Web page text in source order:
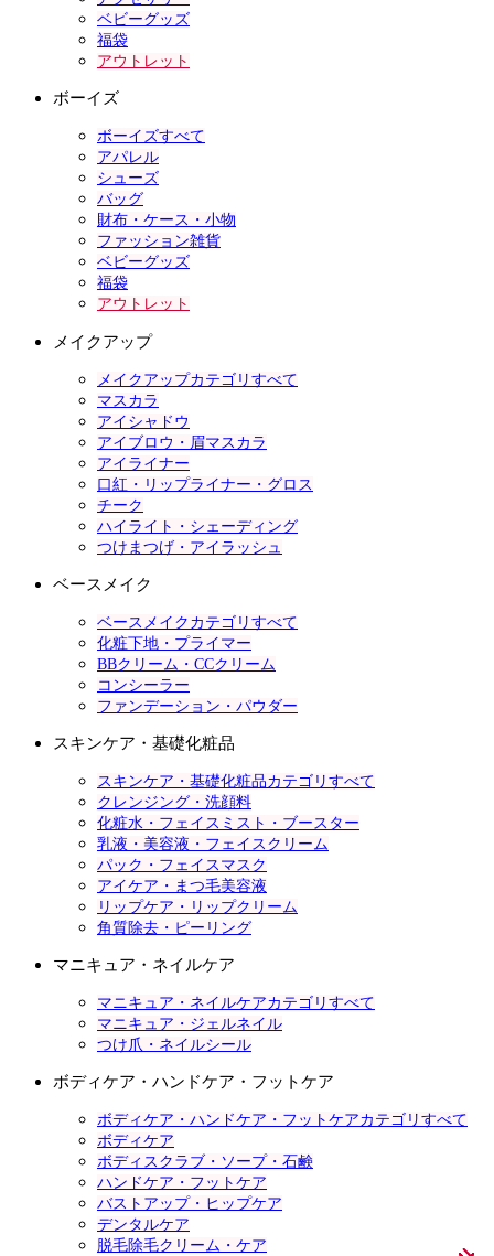
ベビーグッズ
福袋
アウトレット
ボーイズ
ボーイズすべて
アパレル
シューズ
バッグ
財布・ケース・小物
ファッション雑貨
ベビーグッズ
福袋
アウトレット
メイクアップ
メイクアップカテゴリすべて
マスカラ
アイシャドウ
アイブロウ・眉マスカラ
アイライナー
口紅・リップライナー・グロス
チーク
ハイライト・シェーディング
つけまつげ・アイラッシュ
ベースメイク
ベースメイクカテゴリすべて
化粧下地・プライマー
BBクリーム・CCクリーム
コンシーラー
ファンデーション・パウダー
スキンケア・基礎化粧品
スキンケア・基礎化粧品カテゴリすべて
クレンジング・洗顔料
化粧水・フェイスミスト・ブースター
乳液・美容液・フェイスクリーム
パック・フェイスマスク
アイケア・まつ毛美容液
リップケア・リップクリーム
角質除去・ピーリング
マニキュア・ネイルケア
マニキュア・ネイルケアカテゴリすべて
マニキュア・ジェルネイル
つけ爪・ネイルシール
ボディケア・ハンドケア・フットケア
ボディケア・ハンドケア・フットケアカテゴリすべて
ボディケア
ボディスクラブ・ソープ・石鹸
ハンドケア・フットケア
バストアップ・ヒップケア
デンタルケア
脱毛除毛クリーム・ケア